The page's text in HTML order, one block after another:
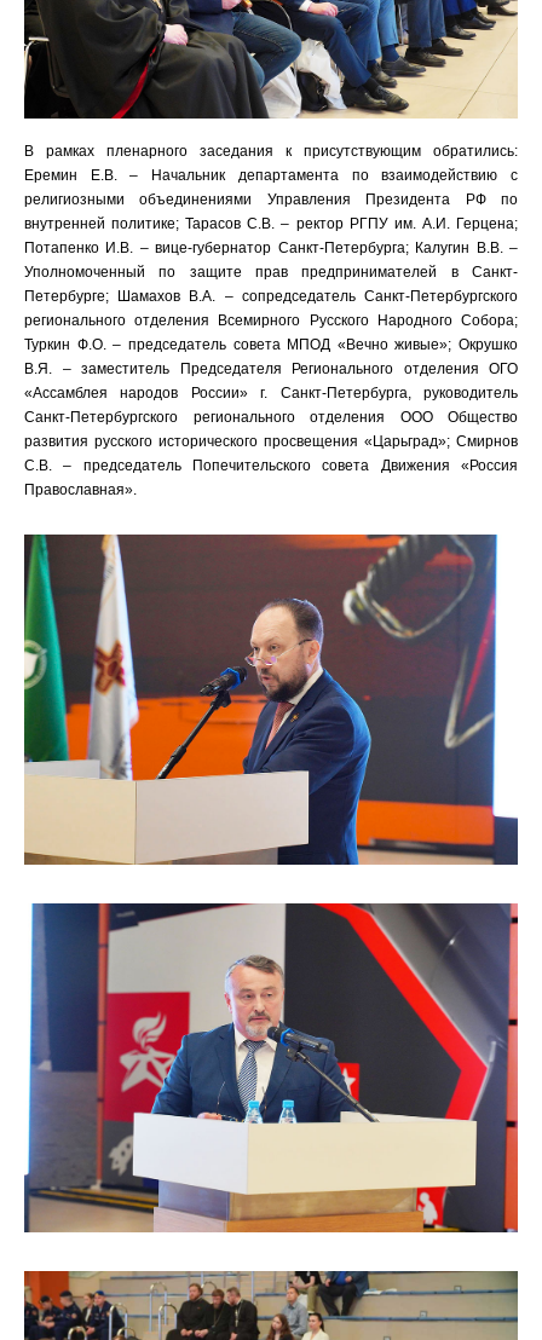
В рамках пленарного заседания к присутствующим обратились:
Еремин Е.В. – Начальник департамента по взаимодействию с
религиозными объединениями Управления Президента РФ по
внутренней политике; Тарасов С.В. – ректор РГПУ им. А.И. Герцена;
Потапенко И.В. – вице-губернатор Санкт-Петербурга; Калугин В.В. –
Уполномоченный по защите прав предпринимателей в Санкт-
Петербурге; Шамахов В.А. – сопредседатель Санкт-Петербургского
регионального отделения Всемирного Русского Народного Собора;
Туркин Ф.О. – председатель совета МПОД «Вечно живые»; Окрушко
В.Я. – заместитель Председателя Регионального отделения ОГО
«Ассамблея народов России» г. Санкт-Петербурга, руководитель
Санкт-Петербургского регионального отделения ООО Общество
развития русского исторического просвещения «Царьград»; Смирнов
С.В. – председатель Попечительского совета Движения «Россия
Православная».